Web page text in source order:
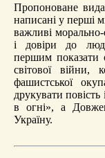
Пропоноване
написані у перші
важливі морально-
і довіри до
першим показати
світової війни,
фашистської
друкувати повість
в огні», а
Україну.